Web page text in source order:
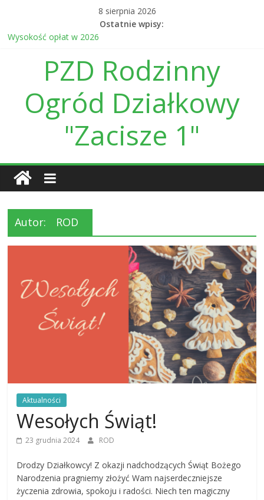
content
8 sierpnia 2026
Ostatnie wpisy:
Wysokość opłat w 2026
energetycznej
Daty otwarcia bramy w sierpniu i wrześniu br.
Informacja finansowa dot. prowadzenia ROD Zacisze I w
Kielcach za 2025 r.
Daty otwarcia bramy wjazdowej w czerwcu i lipcu
PZD Rodzinny
Ogród Działkowy
"Zacisze 1"
Autor: ROD
Aktualności
Wesołych Świąt!
23 grudnia 2024 ROD
Drodzy Działkowcy! Z okazji nadchodzących Świąt Bożego
Narodzenia pragniemy złożyć Wam najserdeczniejsze
życzenia zdrowia, spokoju i radości. Niech ten magiczny